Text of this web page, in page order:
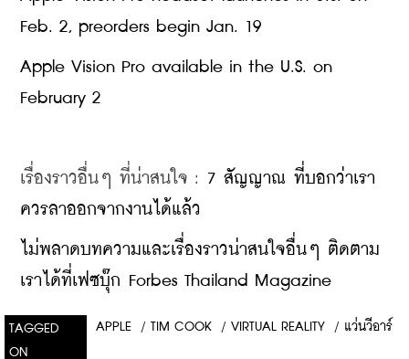
Feb. 2, preorders begin Jan. 19
Apple Vision Pro available in the U.S. on
February 2
เรื่องราวอื่นๆ ที่น่าสนใจ : 7 สัญญาณ ที่บอกว่าเรา
ควรลาออกจากงานได้แล้ว
ไม่พลาดบทความและเรื่องราวน่าสนใจอื่นๆ ติดตาม
เราได้ที่เฟซบุ๊ก Forbes Thailand Magazine
TAGGED
ON
APPLE / TIM COOK / VIRTUAL REALITY / แว่นวีอาร์